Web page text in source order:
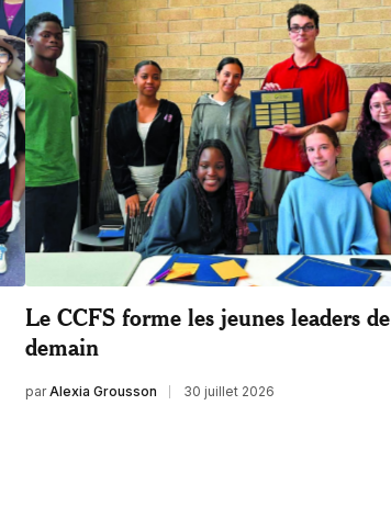
Le CCFS forme les jeunes leaders de
demain
par Alexia Grousson 30 juillet 2026